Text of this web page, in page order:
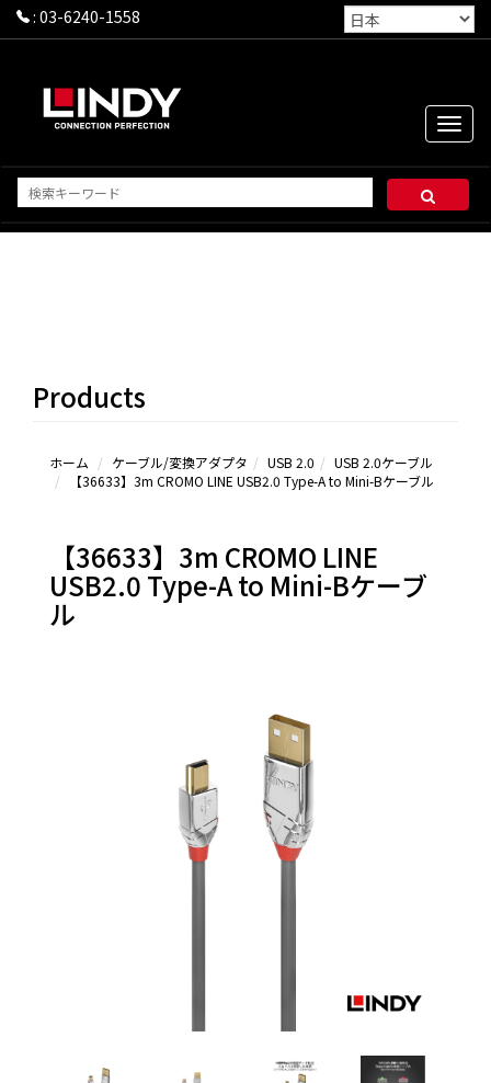
: 03-6240-1558
Toggle
USB
Products
ホーム ケーブル/変換アダプタ USB 2.0
USB 2.0ケーブル
【36633】3m CROMO LINE USB2.0 Type-A to Mini-Bケーブル
【36633】3m CROMO LINE
USB2.0 Type-A to Mini-Bケーブ
ル